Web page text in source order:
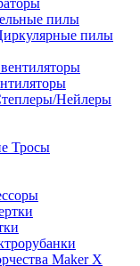
пилы
пилы
Нейлеры
Тросы